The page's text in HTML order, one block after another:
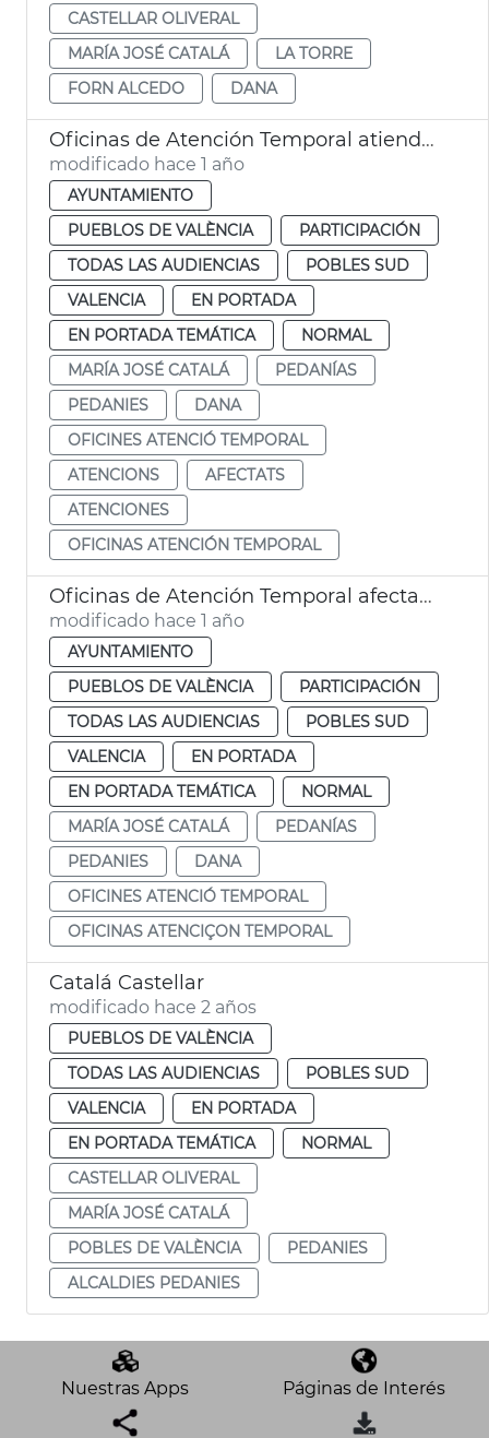
CASTELLAR OLIVERAL
MARÍA JOSÉ CATALÁ
LA TORRE
FORN ALCEDO
DANA
Oficinas de Atención Temporal atienden a 600 afectados DANA pedanias
modificado hace 1 año
AYUNTAMIENTO
PUEBLOS DE VALÈNCIA
PARTICIPACIÓN
TODAS LAS AUDIENCIAS
POBLES SUD
VALENCIA
EN PORTADA
EN PORTADA TEMÁTICA
NORMAL
MARÍA JOSÉ CATALÁ
PEDANÍAS
PEDANIES
DANA
OFICINES ATENCIÓ TEMPORAL
ATENCIONS
AFECTATS
ATENCIONES
OFICINAS ATENCIÓN TEMPORAL
Oficinas de Atención Temporal afectados dana pedanias
modificado hace 1 año
AYUNTAMIENTO
PUEBLOS DE VALÈNCIA
PARTICIPACIÓN
TODAS LAS AUDIENCIAS
POBLES SUD
VALENCIA
EN PORTADA
EN PORTADA TEMÁTICA
NORMAL
MARÍA JOSÉ CATALÁ
PEDANÍAS
PEDANIES
DANA
OFICINES ATENCIÓ TEMPORAL
OFICINAS ATENCIÇON TEMPORAL
Catalá Castellar
modificado hace 2 años
PUEBLOS DE VALÈNCIA
TODAS LAS AUDIENCIAS
POBLES SUD
VALENCIA
EN PORTADA
EN PORTADA TEMÁTICA
NORMAL
CASTELLAR OLIVERAL
MARÍA JOSÉ CATALÁ
POBLES DE VALÈNCIA
PEDANIES
ALCALDIES PEDANIES
Nuestras Apps Páginas de Interés